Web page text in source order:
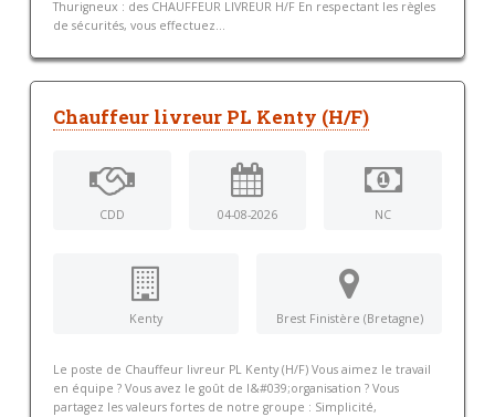
Thurigneux : des CHAUFFEUR LIVREUR H/F En respectant les règles
de sécurités, vous effectuez...
Chauffeur livreur PL Kenty (H/F)
CDD 04-08-2026 NC
Kenty Brest Finistère (Bretagne)
Le poste de Chauffeur livreur PL Kenty (H/F) Vous aimez le travail
en équipe ? Vous avez le goût de l&#039;organisation ? Vous
partagez les valeurs fortes de notre groupe : Simplicité,